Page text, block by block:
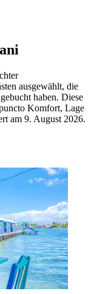
ausgewählt, die
haben. Diese
Komfort, Lage
am 9. August 2026.